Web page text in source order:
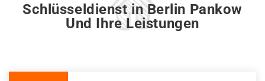
Schlüsseldienst in Berlin Pankow
Und Ihre Leistungen